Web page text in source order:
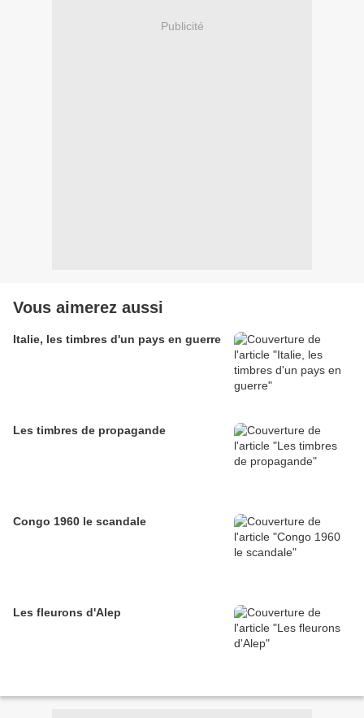
Publicité
Vous aimerez aussi
Italie, les timbres d'un pays en guerre
Les timbres de propagande
Congo 1960 le scandale
Les fleurons d'Alep